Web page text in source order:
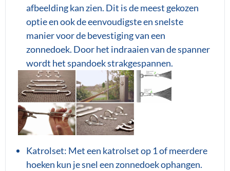
afbeelding kan zien. Dit is de meest gekozen
optie en ook de eenvoudigste en snelste
manier voor de bevestiging van een
zonnedoek. Door het indraaien van de spanner
wordt het spandoek strakgespannen.
Katrolset: Met een katrolset op 1 of meerdere
hoeken kun je snel een zonnedoek ophangen.